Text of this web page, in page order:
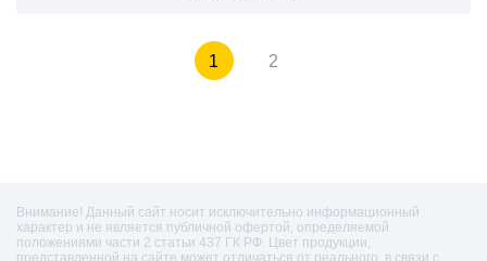
1 2
Внимание! Данный сайт носит исключительно информационный
характер и не является публичной офертой, определяемой
положениями части 2 статьи 437 ГК РФ. Цвет продукции,
представленной на сайте может отличаться от реального, в связи с